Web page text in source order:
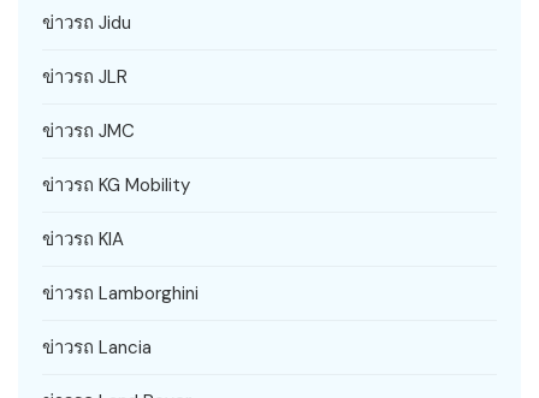
ข่าวรถ Jidu
ข่าวรถ JLR
ข่าวรถ JMC
ข่าวรถ KG Mobility
ข่าวรถ KIA
ข่าวรถ Lamborghini
ข่าวรถ Lancia